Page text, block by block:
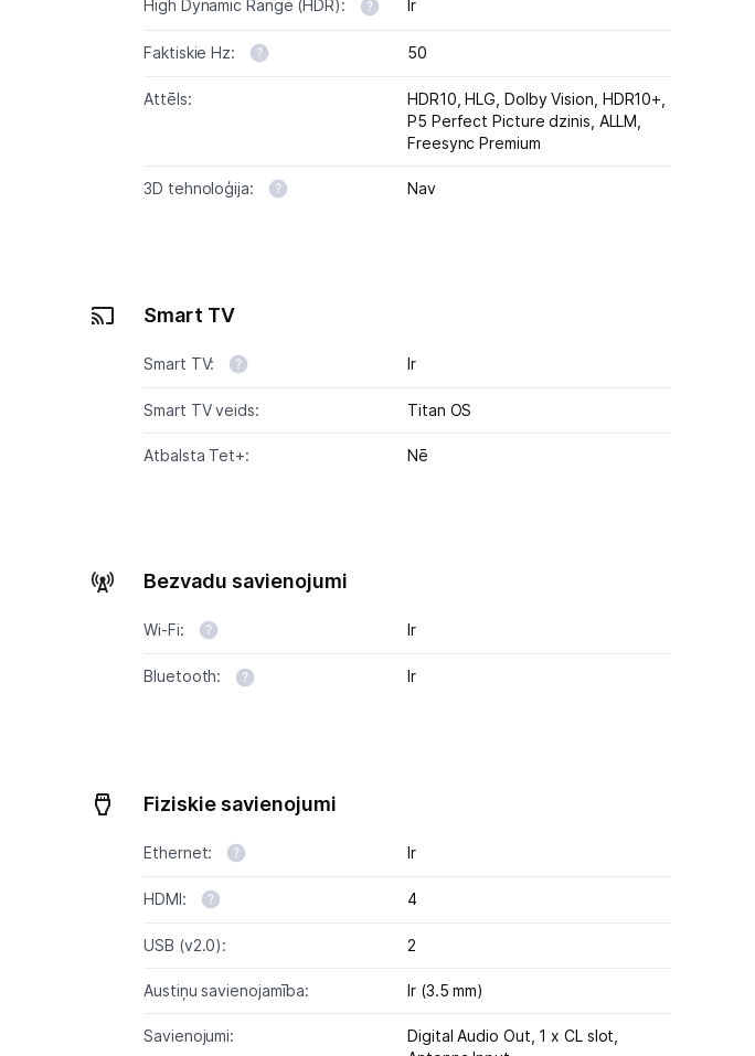
Blogs
High Dynamic Range (HDR): Ir
Faktiskie Hz: 50
Attēls: HDR10,HLG, Dolby Vision, HDR10+,
P5 Perfect Picture dzinis, ALLM,
Freesync Premium
3D tehnoloģija: Nav
Smart TV
Smart TV: Ir
Smart TV veids: Titan OS
Atbalsta Tet+: Nē
Bezvadu savienojumi
Wi-Fi: Ir
Bluetooth: Ir
Fiziskie savienojumi
Ethernet: Ir
HDMI: 4
USB (v2.0): 2
Austiņu savienojamība: Ir (3.5 mm)
Savienojumi: Digital Audio Out, 1 x CL slot,